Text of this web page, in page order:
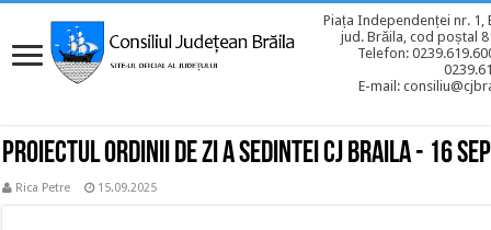
Piața Independenței nr. 1,
jud. Brăila, cod poștal
Telefon:
E-mail:
Proiectul ordinii de zi a sedintei CJ BRAILA - 16
Rica Petre 15.09.2025